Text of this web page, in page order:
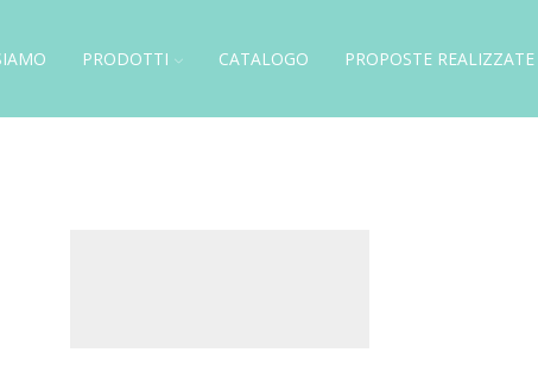
PRODOTTI CATALOGO PROPOSTE REALIZZATE